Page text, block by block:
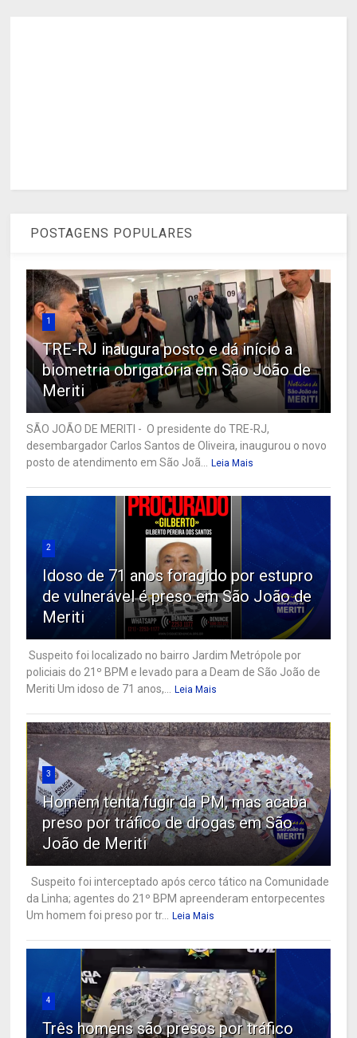
POSTAGENS POPULARES
1
TRE-RJ inaugura posto e dá início a
biometria obrigatória em São João de
Meriti
SÃO JOÃO DE MERITI - O presidente do TRE-RJ,
desembargador Carlos Santos de Oliveira, inaugurou o novo
posto de atendimento em São Joã... Leia Mais
2
Idoso de 71 anos foragido por estupro
de vulnerável é preso em São João de
Meriti
Suspeito foi localizado no bairro Jardim Metrópole por
policiais do 21º BPM e levado para a Deam de São João de
Meriti Um idoso de 71 anos,... Leia Mais
3
Homem tenta fugir da PM, mas acaba
preso por tráfico de drogas em São
João de Meriti
Suspeito foi interceptado após cerco tático na Comunidade
da Linha; agentes do 21º BPM apreenderam entorpecentes
Um homem foi preso por tr... Leia Mais
4
Três homens são presos por tráfico